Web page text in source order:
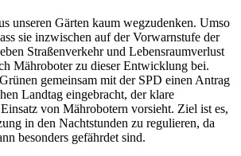
unseren Gärten kaum wegzudenken. Umso
sie inzwischen auf der Vorwarnstufe der
Straßenverkehr und Lebensraumverlust
Mähroboter zu dieser Entwicklung bei.
gemeinsam mit der SPD einen Antrag
Landtag eingebracht, der klare
von Mährobotern vorsieht. Ziel ist es,
in den Nachtstunden zu regulieren, da
besonders gefährdet sind.